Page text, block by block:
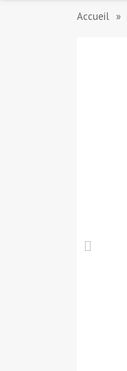
Accueil